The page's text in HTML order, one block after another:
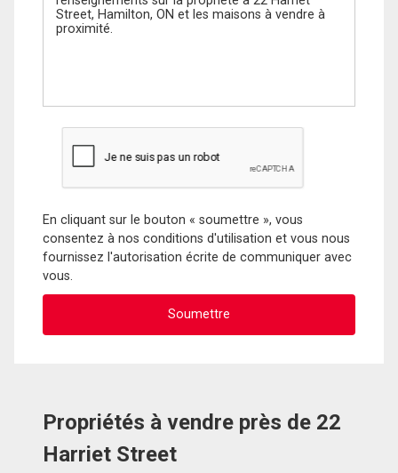
En cliquant sur le bouton « soumettre », vous
consentez à nos conditions d'utilisation et vous nous
fournissez l'autorisation écrite de communiquer avec
vous.
Propriétés à vendre près de 22
Harriet Street